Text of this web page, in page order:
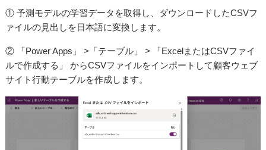
① 予測モデルの学習データを取得し、ダウンロードしたCSVフ
ァイルの見出しを日本語に変換します。
② 「Power Apps」 >「テーブル」 > 「ExcelまたはCSVファイ
ルで作成する」 からCSVファイルをインポートして顧客ウェブ
サイト行動テーブルを作成します。